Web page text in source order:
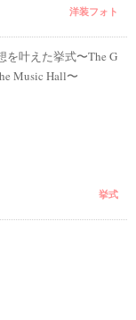
洋装フォト
叶えた挙式〜The G
Music Hall〜
挙式